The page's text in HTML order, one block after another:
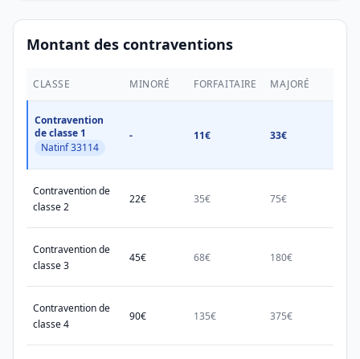
Montant des contraventions
CLASSE MINORÉ FORFAITAIRE MAJORÉ
Contravention
de classe 1
Natinf 33114
- 11€ 33€
Contravention de
classe 2
22€ 35€ 75€
Contravention de
classe 3
45€ 68€ 180€
Contravention de
classe 4
90€ 135€ 375€